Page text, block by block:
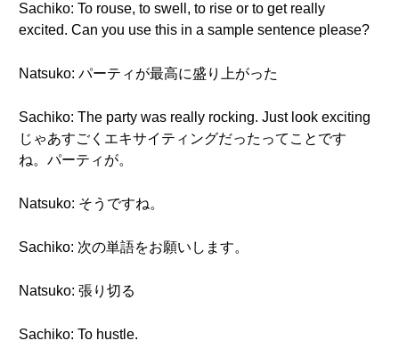
Sachiko: To rouse, to swell, to rise or to get really
excited. Can you use this in a sample sentence please?
Natsuko: パーティが最高に盛り上がった
Sachiko: The party was really rocking. Just look exciting
じゃあすごくエキサイティングだったってことです
ね。パーティが。
Natsuko: そうですね。
Sachiko: 次の単語をお願いします。
Natsuko: 張り切る
Sachiko: To hustle.